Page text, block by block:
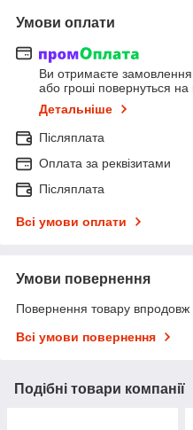
Умови оплати
Ви отримаєте замовлення
або гроші повернуться на
Детальніше
Післяплата
Оплата за реквізитами
Післяплата
Всі умови оплати
Умови повернення
Повернення товару впродовж
Всі умови повернення
Подібні товари компанії